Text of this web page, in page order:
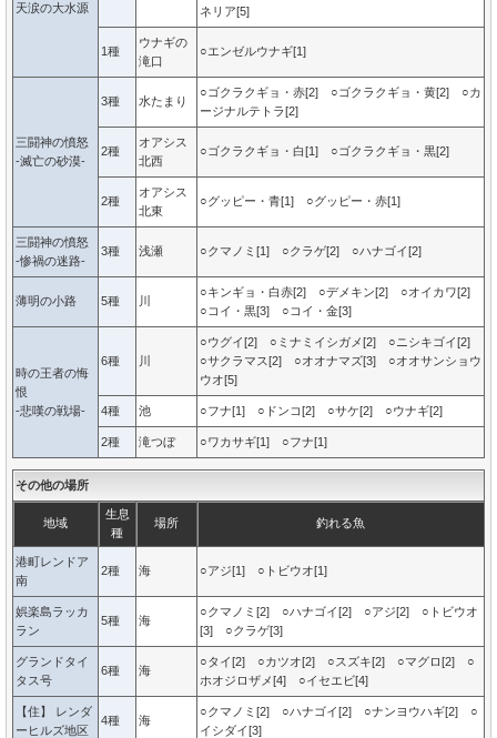
天涙の大水源
ネリア[5]
1種
ウナギの
滝口
○エンゼルウナギ[1]
三闘神の憤怒
-滅亡の砂漠-
3種 水たまり
○ゴクラクギョ・赤[2] ○ゴクラクギョ・黄[2] ○カ
ージナルテトラ[2]
2種
オアシス
北西
○ゴクラクギョ・白[1] ○ゴクラクギョ・黒[2]
2種
オアシス
北東
○グッピー・青[1] ○グッピー・赤[1]
三闘神の憤怒
-惨禍の迷路-
3種 浅瀬 ○クマノミ[1] ○クラゲ[2] ○ハナゴイ[2]
薄明の小路 5種 川
○キンギョ・白赤[2] ○デメキン[2] ○オイカワ[2]
○コイ・黒[3] ○コイ・金[3]
時の王者の悔
恨
-悲嘆の戦場-
6種 川
○ウグイ[2] ○ミナミイシガメ[2] ○ニシキゴイ[2]
○サクラマス[2] ○オオナマズ[3] ○オオサンショウ
ウオ[5]
4種 池 ○フナ[1] ○ドンコ[2] ○サケ[2] ○ウナギ[2]
2種 滝つぼ ○ワカサギ[1] ○フナ[1]
その他の場所
地域
生息
種
場所 釣れる魚
港町レンドア
南
2種 海 ○アジ[1] ○トビウオ[1]
娯楽島ラッカ
ラン
5種 海
○クマノミ[2] ○ハナゴイ[2] ○アジ[2] ○トビウオ
[3] ○クラゲ[3]
グランドタイ
タス号
6種 海
○タイ[2] ○カツオ[2] ○スズキ[2] ○マグロ[2] ○
ホオジロザメ[4] ○イセエビ[4]
【住】 レンダ
ーヒルズ地区
4種 海
○クマノミ[2] ○ハナゴイ[2] ○ナンヨウハギ[2] ○
イシダイ[3]